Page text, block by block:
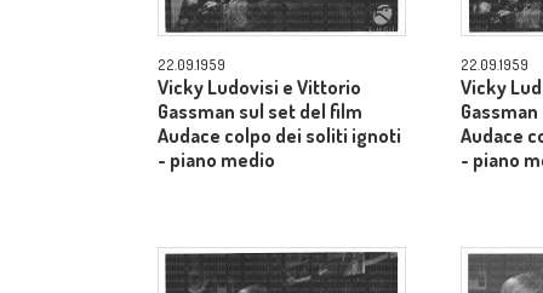
22.09.1959
Vicky Ludovisi e Vittorio
Gassman sul set del film
Audace colpo dei soliti ignoti
- piano medio
22.09.1959
Vicky
Audace
- piano